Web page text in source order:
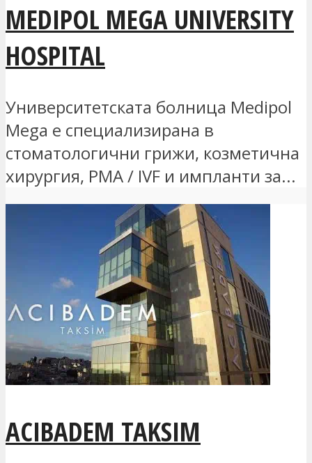
MEDIPOL MEGA UNIVERSITY
HOSPITAL
Университетската болница Medipol
Mega е специализирана в
стоматологични грижи, козметична
хирургия, PMA / IVF и импланти за...
ACIBADEM TAKSIM